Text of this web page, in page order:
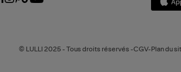
© LULLI 2025 - Tous droits réservés -CGV-Plan du